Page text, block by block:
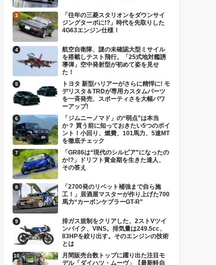
「往年の三菱スタリオンをダウンサイ
ジングターボに!?」時代を先取りした
4G63エンジン仕様！
航空自衛隊、謎の未確認大型ミサイル
を搭載しテスト飛行。「25式地対艦誘
導弾」空中発射型が初めて姿を見せ
た！
トヨタ 新型ハリアーがさらに精悍に! モ
デリスタ＆TRDが専用カスタムパーツ
を一斉発売、スポーティさを大幅パワ
ーアップ!
「ジムニーノマド」の“弱点”は本当
か？ 買う前に知っておきたい5つのポイ
ント！小回り、燃費、101馬力、5速MT
を徹底チェック
「GR86は“現代のシルビア”になったの
か!?」ドリフト黄金期を生きた達人、
その答え
「2700発のリベット補強まで自ら施
工！」居酒屋マスターが作り上げた700
馬力“カーボンケブラーGT-R”
排ガス規制をクリアした、2ストVツイ
ンバイク、VINS。排気量は249.5cc、
83HPを絞り出す。そのエンジンの技術
とは
月間販売台数トップに躍り出た注目モ
デル「ダイハツ・ムーヴ」【最新軽自